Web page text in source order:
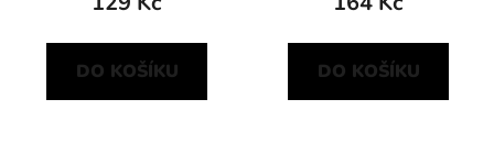
DO KOŠÍKU DO KOŠÍKU